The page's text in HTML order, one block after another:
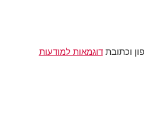
וכתובתדוגמאות למודעות